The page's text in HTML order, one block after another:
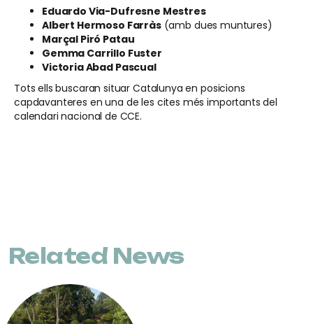
Eduardo Via-Dufresne Mestres
Albert Hermoso Farràs(amb dues muntures)
Marçal Piró Patau
Gemma Carrillo Fuster
Victoria Abad Pascual
Tots ells buscaran situar Catalunya en posicions
capdavanteres en una de les cites més importants del
calendari nacional de CCE.
Related News